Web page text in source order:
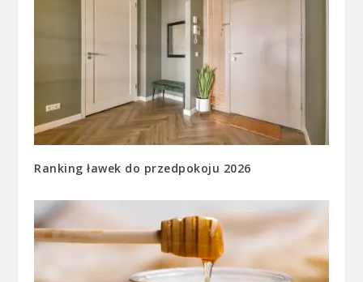
Ranking ławek do przedpokoju 2026